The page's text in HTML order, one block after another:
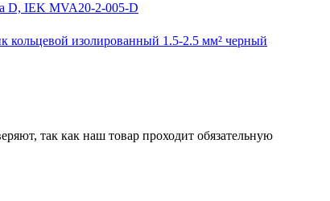
D, IEK MVA20-2-005-D
кольцевой изолированный 1.5-2.5 мм² черный
так как наш товар проходит обязательную